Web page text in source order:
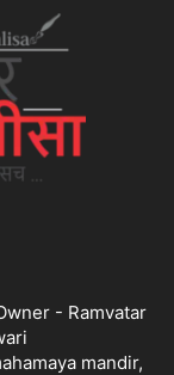
- Ramvatar
mandir,